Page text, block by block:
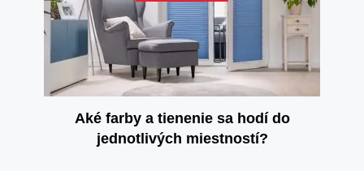
Aké farby a tienenie sa hodí do
jednotlivých miestností?